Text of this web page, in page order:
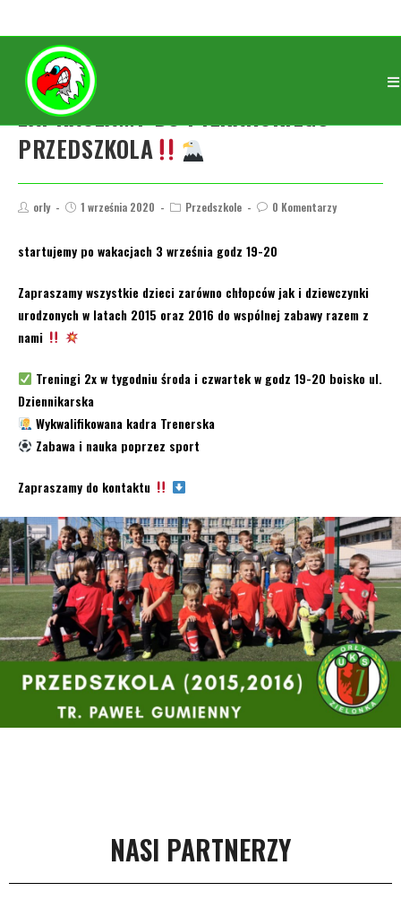
ZAPRASZAMY DO PIŁKARSKIEGO
PRZEDSZKOLA
orly 1 września 2020 Przedszkole 0 Komentarzy
startujemy po wakacjach 3 września godz 19-20
Zapraszamy wszystkie dzieci zarówno chłopców jak i dziewczynki
urodzonych w latach 2015 oraz 2016 do wspólnej zabawy razem z
nami
Treningi 2x w tygodniu środa i czwartek w godz 19-20 boisko ul.
Dziennikarska
Wykwalifikowana kadra Trenerska
Zabawa i nauka poprzez sport
Zapraszamy do kontaktu
NASI PARTNERZY